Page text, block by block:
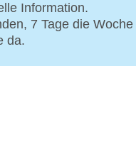
Information.
7 Tage die Woche
da.